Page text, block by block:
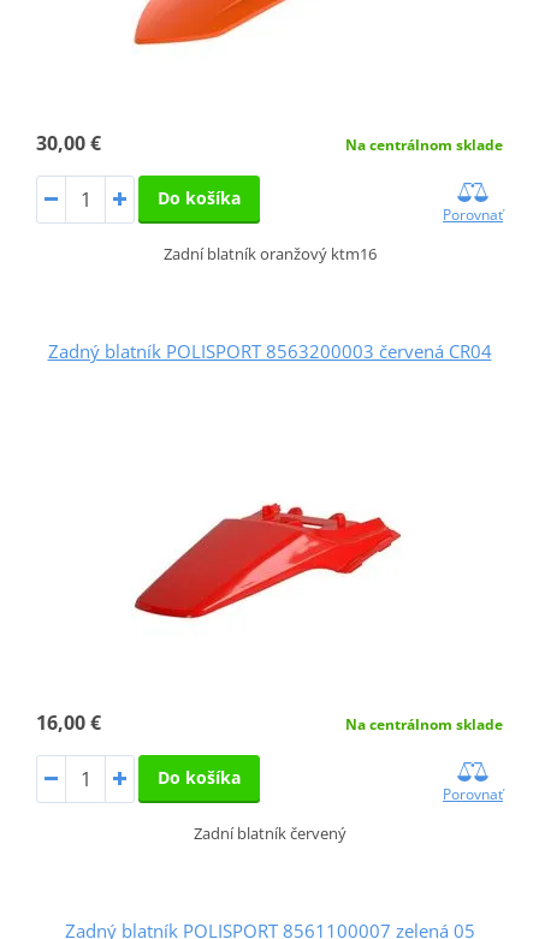
30,00 € Na centrálnom sklade
Do košíka
Porovnať
Zadní blatník oranžový ktm16
Zadný blatník POLISPORT 8563200003 červená CR04
16,00 € Na centrálnom sklade
Do košíka
Porovnať
Zadní blatník červený
Zadný blatník POLISPORT 8561100007 zelená 05